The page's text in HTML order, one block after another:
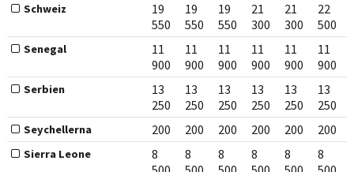
Schweiz
19
550
19
550
19
550
21
300
21
300
22
500
Senegal
11
900
11
900
11
900
11
900
11
900
11
900
Serbien
13
250
13
250
13
250
13
250
13
250
13
250
Seychellerna 200 200 200 200 200 200
Sierra Leone
8
8
8
8
8
8